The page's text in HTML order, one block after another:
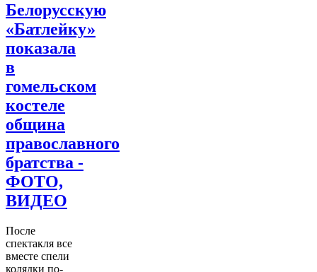
Белорусскую
«Батлейку»
показала
в
гомельском
костеле
община
православного
братства -
ФОТО,
ВИДЕО
После
спектакля все
вместе спели
колядки по-